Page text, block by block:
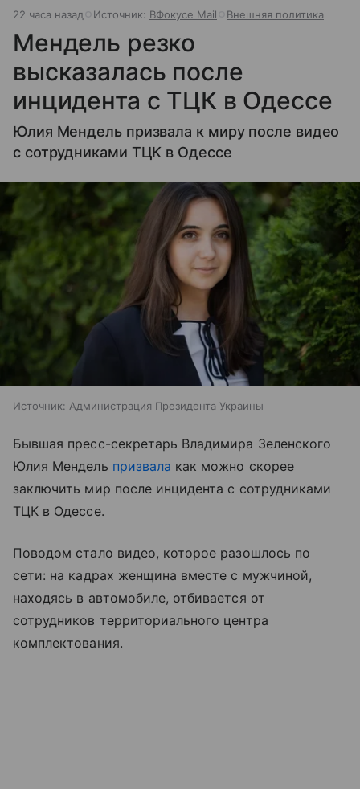
22 часа назад Источник: ВФокусе Mail Внешняя политика
Мендель резко
высказалась после
инцидента с ТЦК в Одессе
Юлия Мендель призвала к миру после видео
с сотрудниками ТЦК в Одессе
Источник: Администрация Президента Украины
Бывшая пресс-секретарь Владимира Зеленского
Юлия Мендель призвала как можно скорее
заключить мир после инцидента с сотрудниками
ТЦК в Одессе.
Поводом стало видео, которое разошлось по
сети: на кадрах женщина вместе с мужчиной,
находясь в автомобиле, отбивается от
сотрудников территориального центра
комплектования.